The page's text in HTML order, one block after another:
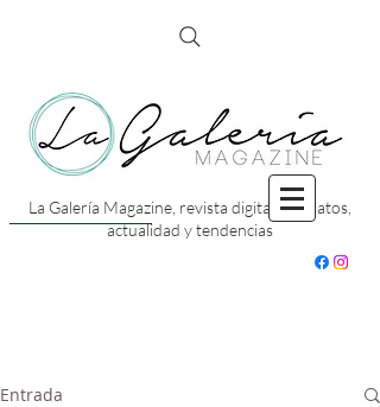
La Galería Magazine, revista digital con datos,
actualidad y tendencias
Entrada